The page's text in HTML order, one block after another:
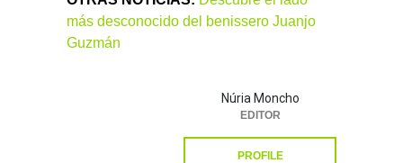
más desconocido del benissero Juanjo
Guzmán
Núria Moncho
EDITOR
PROFILE